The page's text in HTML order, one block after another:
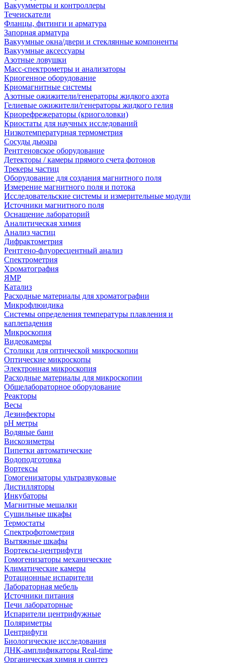
Вакуумметры и контроллеры
Течеискатели
Фланцы, фитинги и арматура
Запорная арматура
Вакуумные окна/двери и стеклянные компоненты
Вакуумные аксессуары
Азотные ловушки
Масс-спектрометры и анализаторы
Криогенное оборудование
Криомагнитные системы
Азотные ожижители/генераторы жидкого азота
Гелиевые ожижители/генераторы жидкого гелия
Криорефрежераторы (криоголовки)
Криостаты для научных исследований
Низкотемпературная термометрия
Сосуды дьюара
Рентгеновское оборудование
Детекторы / камеры прямого счета фотонов
Трекеры частиц
Оборудование для создания магнитного поля
Измерение магнитного поля и потока
Исследовательские системы и измерительные модули
Источники магнитного поля
Оснащение лабораторий
Аналитическая химия
Анализ частиц
Дифрактометрия
Рентгено-флуоресцентный анализ
Спектрометрия
Хроматография
ЯМР
Катализ
Расходные материалы для хроматографии
Микрофлюидика
Системы определения температуры плавления и
каплепадения
Микроскопия
Видеокамеры
Столики для оптической микроскопии
Оптические микроскопы
Электронная микроскопия
Расходные материалы для микроскопии
Общелабораторное оборудование
Реакторы
Весы
Дезинфекторы
рН метры
Водяные бани
Вискозиметры
Пипетки автоматические
Водоподготовка
Вортексы
Гомогенизаторы ультразвуковые
Дистилляторы
Инкубаторы
Магнитные мешалки
Сушильные шкафы
Термостаты
Спектрофотометрия
Вытяжные шкафы
Вортексы-центрифуги
Гомогенизаторы механические
Климатические камеры
Ротационные испарители
Лабораторная мебель
Источники питания
Печи лабораторные
Испарители центрифужные
Поляриметры
Центрифуги
Биологические исследования
ДНК-амплификаторы Real-time
Органическая химия и синтез